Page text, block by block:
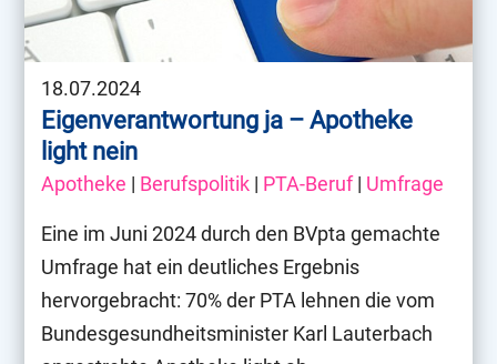
18.07.2024
Eigenverantwortung ja – Apotheke
light nein
Apotheke | Berufspolitik | PTA-Beruf| Umfrage
Eine im Juni 2024 durch den BVpta gemachte
Umfrage hat ein deutliches Ergebnis
hervorgebracht: 70% der PTA lehnen die vom
Bundesgesundheitsminister Karl Lauterbach